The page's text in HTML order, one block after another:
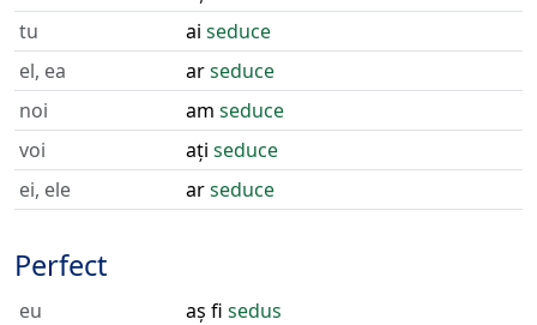
tu
ai seduce
el, ea
arseduce
noi
am seduce
voi
ați seduce
ei, ele
arseduce
Perfect
eu aș fi sedus